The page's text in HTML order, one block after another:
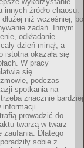
innych źródło chaosu.
niż wcześniej, bo
zadań. Innym
odkładanie
dzień minął, a
istotna okazała się
W pracy
się
podczas
spotkania na
znacznie bardziej
informacji.
prowadzić do
twarzą w twarz
zaufania. Dlatego
sobie z